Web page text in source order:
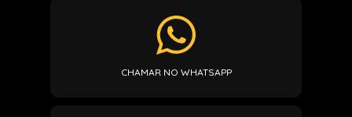
CHAMAR NO WHATSAPP